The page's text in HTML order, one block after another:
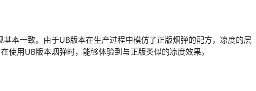
本一致。由于UB版本在生产过程中模仿了正版烟弹的配方，凉度的层
使用UB版本烟弹时，能够体验到与正版类似的凉度效果。